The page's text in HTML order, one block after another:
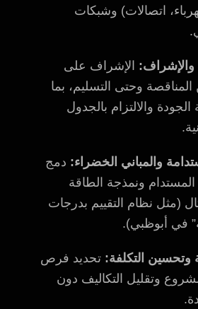
اتصالات) وشبكات
والإشراف: الإشراف على
المناقصة وحتى التسليم، بما
والالتزام بالجدول
والمباني الخضراء: دمج
ونمذجة الطاقة
(مثل نظام التقييم بدرجات
في أبوظبي).
وتحسين التكلفة: تحديد فرص
وتقليل التكاليف دون